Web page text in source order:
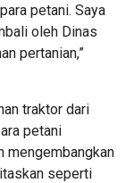
petani. Saya
oleh Dinas
pertanian,”
traktor dari
petani
mengembangkan
seperti